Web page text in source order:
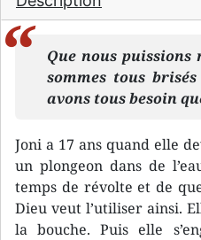
Que nous
sommes tous
avons tous besoin
Joni a 17 ans quand elle
un plongeon dans de
temps de révolte et de
Dieu veut l’utiliser ainsi.
la bouche. Puis elle